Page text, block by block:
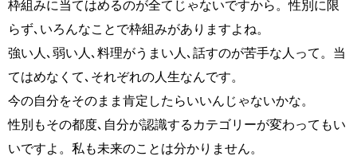
枠組みに当てはめるのが全てじゃないですから。性別に限
らず､いろんなことで枠組みがありますよね。
強い人､弱い人､料理がうまい人､話すのが苦手な人って。当
てはめなくて､それぞれの人生なんです。
今の自分をそのまま肯定したらいいんじゃないかな。
性別もその都度､自分が認識するカテゴリーが変わってもい
いですよ。私も未来のことは分かりません。